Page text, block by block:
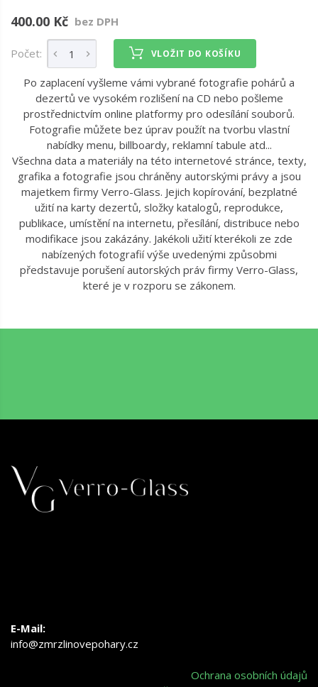
400.00 Kč bez DPH
Počet: VLOŽIT DO KOŠÍKU
Po zaplacení vyšleme vámi vybrané fotografie pohárů a
dezertů ve vysokém rozlišení na CD nebo pošleme
prostřednictvím online platformy pro odesílání souborů.
Fotografie můžete bez úprav použít na tvorbu vlastní
nabídky menu, billboardy, reklamní tabule atd...
Všechna data a materiály na této internetové stránce, texty,
grafika a fotografie jsou chráněny autorskými právy a jsou
majetkem firmy Verro-Glass. Jejich kopírování, bezplatné
užití na karty dezertů, složky katalogů, reprodukce,
publikace, umístění na internetu, přesílání, distribuce nebo
modifikace jsou zakázány. Jakékoli užití kterékoli ze zde
nabízených fotografií výše uvedenými způsobmi
představuje porušení autorských práv firmy Verro-Glass,
které je v rozporu se zákonem.
E-Mail:
info@zmrzlinovepohary.cz
Ochrana osobních údajů